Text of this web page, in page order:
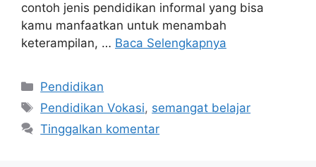
contoh jenis pendidikan informal yang bisa
kamu manfaatkan untuk menambah
keterampilan, … Baca Selengkapnya
Kategori
Pendidikan
Tag
Pendidikan Vokasi, semangat belajar
Tinggalkan komentar